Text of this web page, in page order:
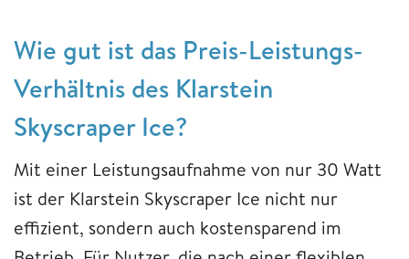
Wie gut ist das Preis-Leistungs-
Verhältnis des Klarstein
Skyscraper Ice?
Mit einer Leistungsaufnahme von nur 30 Watt
ist der Klarstein Skyscraper Ice nicht nur
effizient, sondern auch kostensparend im